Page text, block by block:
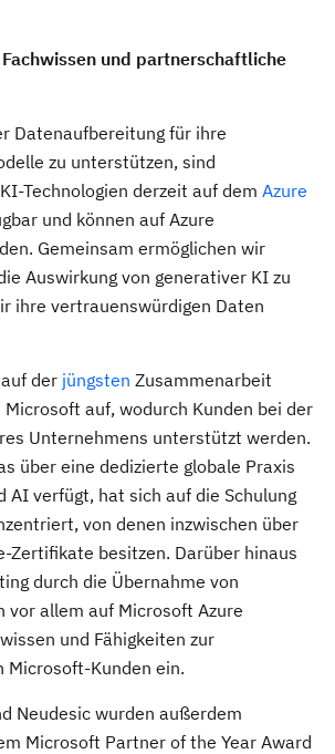
und partnerschaftliche
Datenaufbereitung für ihre
zu unterstützen, sind
Technologien derzeit auf dem Azure
und können auf Azure
Gemeinsam ermöglichen wir
Auswirkung von generativer KI zu
ihre vertrauenswürdigen Daten
der jüngsten Zusammenarbeit
Microsoft auf, wodurch Kunden bei der
Unternehmens unterstützt werden.
über eine dedizierte globale Praxis
AI verfügt, hat sich auf die Schulung
von denen inzwischen über
Zertifikate besitzen. Darüber hinaus
durch die Übernahme von
vor allem auf Microsoft Azure
und Fähigkeiten zur
Microsoft-Kunden ein.
Neudesic wurden außerdem
Microsoft Partner of the Year Award